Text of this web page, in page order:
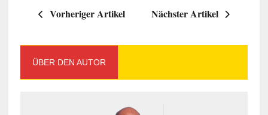
Vorheriger Artikel Nächster Artikel
ÜBER DEN AUTOR